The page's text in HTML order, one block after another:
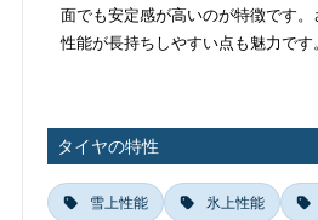
面でも安定感が高いのが特徴です。
性能が長持ちしやすい点も魅力です。
タイヤの特性
雪上性能 氷上性能